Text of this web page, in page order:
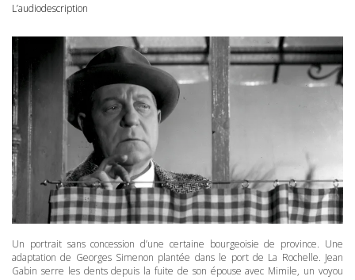
L’audiodescription
Un portrait sans concession d’une certaine bourgeoisie de province. Une
adaptation de Georges Simenon plantée dans le port de La Rochelle. Jean
Gabin serre les dents depuis la fuite de son épouse avec Mimile, un voyou